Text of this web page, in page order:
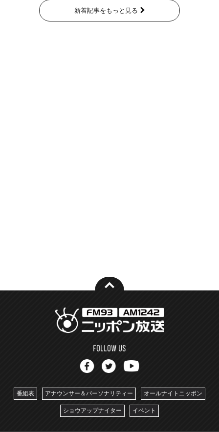
新着記事をもっと見る
番組表 アナウンサー＆パーソナリティー オールナイトニッポン
ショウアップナイター イベント